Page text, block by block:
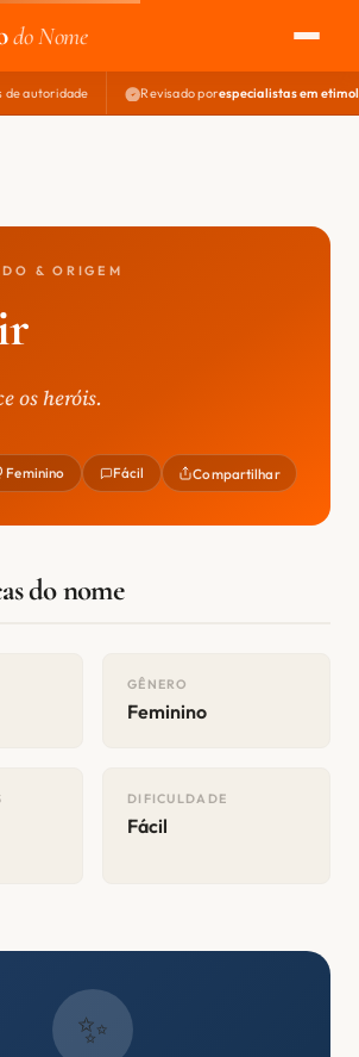
do Nome
de autoridade Revisado porespecialistas em
& ORIGEM
os heróis.
Feminino Fácil Compartilhar
do nome
GÊNERO
Feminino
DIFICULDADE
Fácil
✨